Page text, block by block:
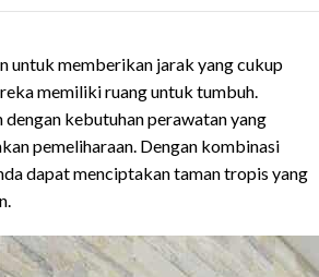
untuk memberikan jarak yang cukup
memiliki ruang untuk tumbuh.
kebutuhan perawatan yang
pemeliharaan. Dengan kombinasi
dapat menciptakan taman tropis yang